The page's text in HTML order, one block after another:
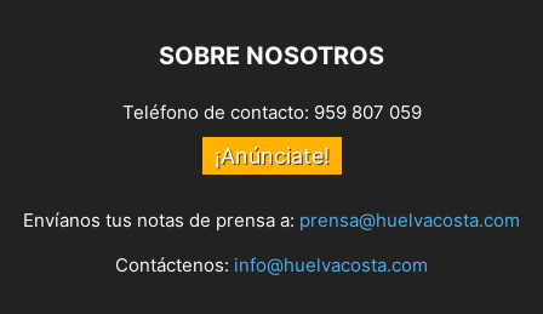
SOBRE NOSOTROS
Teléfono de contacto: 959 807 059
¡Anúnciate!
Envíanos tus notas de prensa a: prensa@huelvacosta.com
Contáctenos: info@huelvacosta.com